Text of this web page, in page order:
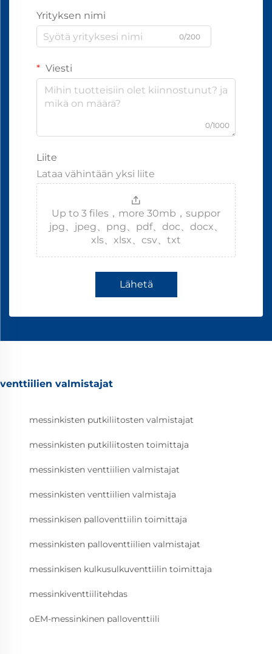
Yrityksen nimi
0/200
Viesti
0/1000
Liite
Lataa vähintään yksi liite
Up to 3 files，more 30mb，suppor
jpg、jpeg、png、pdf、doc、docx、
xls、xlsx、csv、txt
Lähetä
venttiilien valmistajat
messinkisten putkiliitosten valmistajat
messinkisten putkiliitosten toimittaja
messinkisten venttiilien valmistajat
messinkisten venttiilien valmistaja
messinkisen palloventtiilin toimittaja
messinkisten palloventtiilien valmistajat
messinkisen kulkusulkuventtiilin toimittaja
messinkiventtiilitehdas
oEM-messinkinen palloventtiili